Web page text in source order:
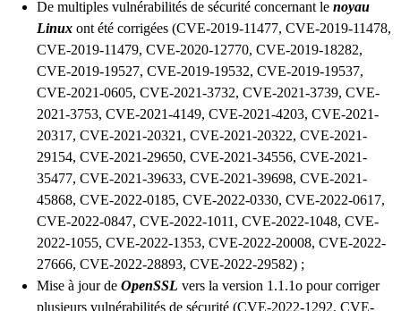
De multiples vulnérabilités de sécurité concernant le noyau
Linux ont été corrigées (CVE-2019-11477, CVE-2019-11478,
CVE-2019-11479, CVE-2020-12770, CVE-2019-18282,
CVE-2019-19527, CVE-2019-19532, CVE-2019-19537,
CVE-2021-0605, CVE-2021-3732, CVE-2021-3739, CVE-
2021-3753, CVE-2021-4149, CVE-2021-4203, CVE-2021-
20317, CVE-2021-20321, CVE-2021-20322, CVE-2021-
29154, CVE-2021-29650, CVE-2021-34556, CVE-2021-
35477, CVE-2021-39633, CVE-2021-39698, CVE-2021-
45868, CVE-2022-0185, CVE-2022-0330, CVE-2022-0617,
CVE-2022-0847, CVE-2022-1011, CVE-2022-1048, CVE-
2022-1055, CVE-2022-1353, CVE-2022-20008, CVE-2022-
27666, CVE-2022-28893, CVE-2022-29582) ;
Mise à jour de OpenSSL vers la version 1.1.1o pour corriger
plusieurs vulnérabilités de sécurité (CVE-2022-1292, CVE-